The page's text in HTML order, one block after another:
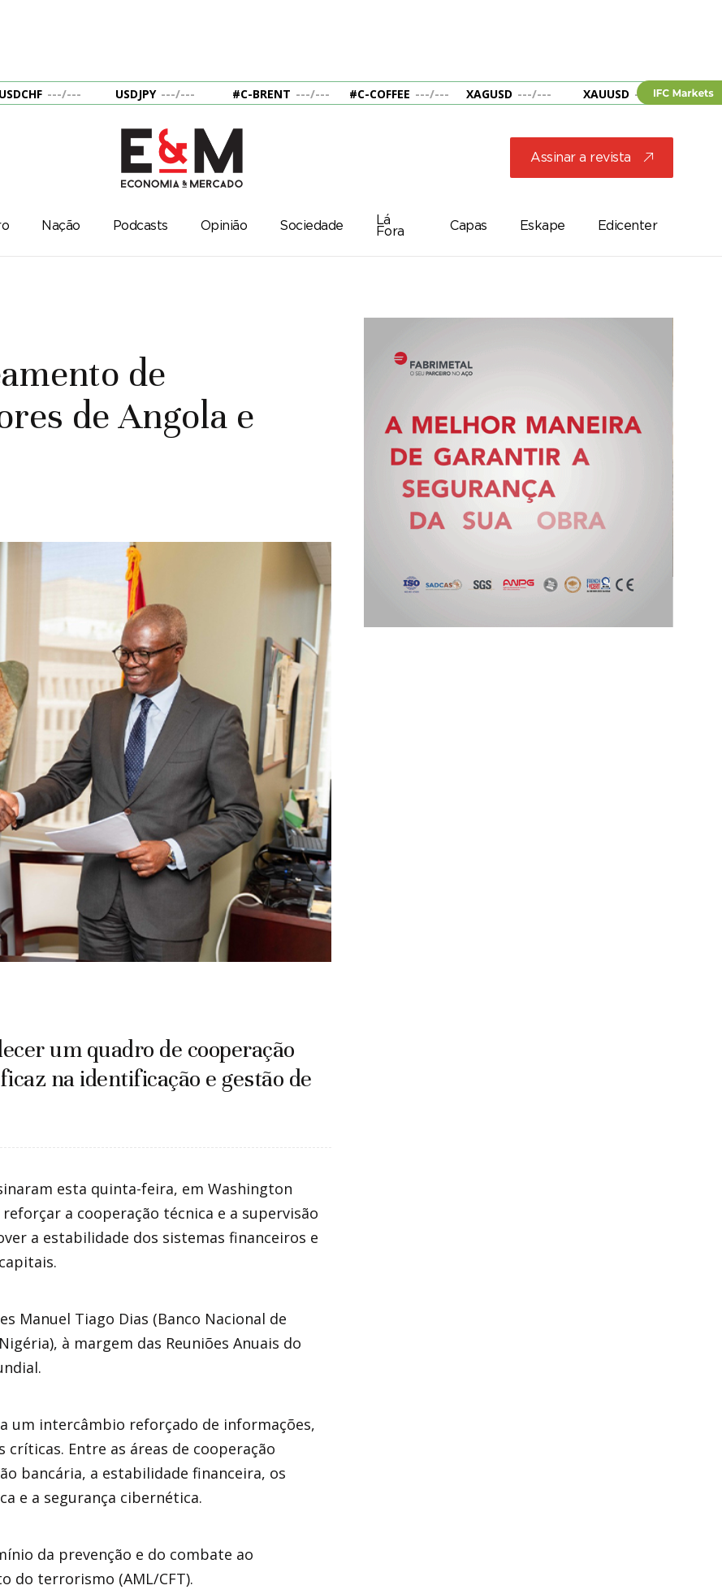
USDCHF ---/--- USDJPY ---/--- #C-BRENT ---/--- #C-COFFEE ---/--- XAGUSD ---/--- XAUUSD --- ---
Assinar a revista j
Nação Podcasts Opinião Sociedade
Lá
Fora
Capas Eskape Edicenter
de
de Angola e
um quadro de cooperação
na identificação e gestão de
esta quinta-feira, em Washington
a cooperação técnica e a supervisão
a estabilidade dos sistemas financeiros e
Manuel Tiago Dias (Banco Nacional de
à margem das Reuniões Anuais do
um intercâmbio reforçado de informações,
Entre as áreas de cooperação
bancária, a estabilidade financeira, os
e a segurança cibernética.
da prevenção e do combate ao
do terrorismo (AML/CFT).